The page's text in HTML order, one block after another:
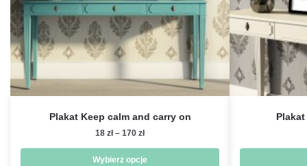
Plakat Keep calm and carry on
18 zł – 170 złZakres
od
Wybierz opcje